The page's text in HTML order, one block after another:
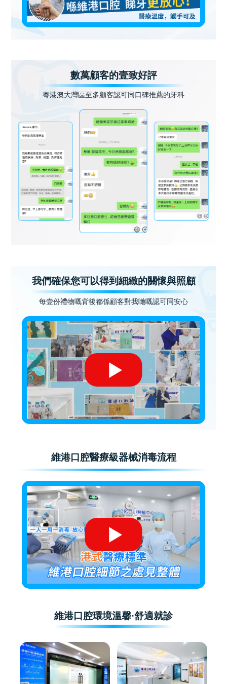
數萬顧客的壹致好評
粵港澳大灣區至多顧客認可同口碑推薦的牙科
我們確保您可以得到細緻的關懷與照顧
每壹份禮物嘅背後都係顧客對我哋嘅認可同安心
維港口腔醫療級器械消毒流程
維港口腔環境溫馨·舒適就診